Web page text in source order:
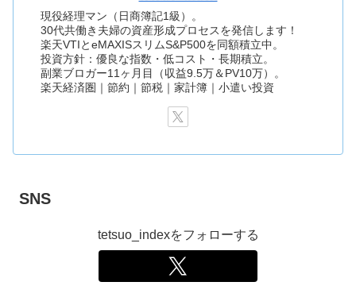
現役経理マン（日商簿記1級）。
30代共働き夫婦の資産形成プロセスを発信します！
楽天VTIとeMAXISスリムS&P500を同額積立中。
投資方針：優良な指数・低コスト・長期積立。
副業ブロガー11ヶ月目（収益9.5万＆PV10万）。
楽天経済圏｜節約｜節税｜家計簿｜小遣い投資
SNS
tetsuo_indexをフォローする